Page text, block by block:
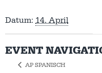
Datum: 14. April
EVENT
AP SPANISCH